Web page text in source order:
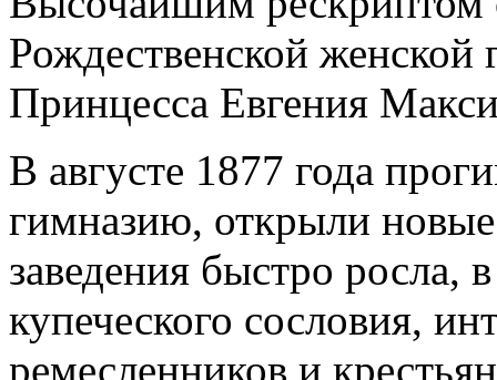
Рождественской женской
Принцесса Евгения
В августе 1877 года
гимназию, открыли
заведения быстро росла,
купеческого сословия,
ремесленников и